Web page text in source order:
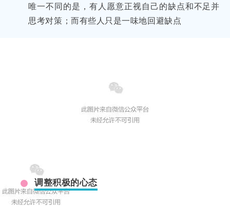
唯一不同的是，有人愿意正视自己的缺点和不足并
思考对策；而有些人只是一味地回避缺点
调整积极的心态